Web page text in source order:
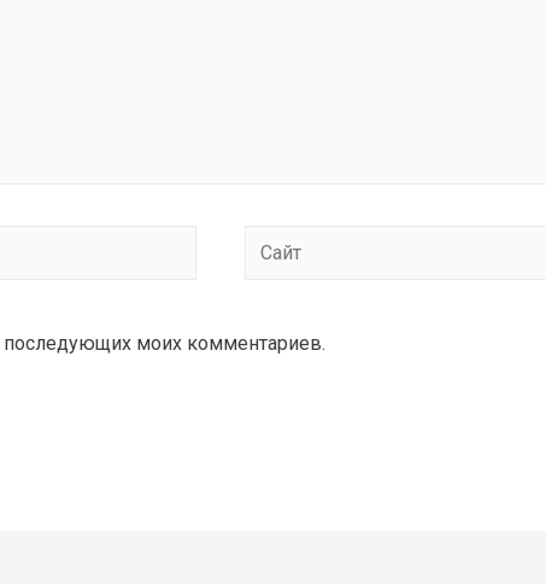
последующих моих комментариев.